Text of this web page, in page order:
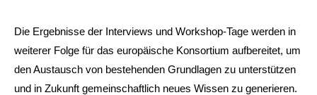
Die Ergebnisse der Interviews und Workshop-Tage werden in
weiterer Folge für das europäische Konsortium aufbereitet, um
den Austausch von bestehenden Grundlagen zu unterstützen
und in Zukunft gemeinschaftlich neues Wissen zu generieren.